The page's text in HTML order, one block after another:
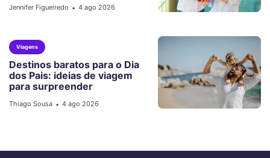
Jennifer Figueiredo • 4 ago 2026
Viagens
Destinos baratos para o Dia
dos Pais: ideias de viagem
para surpreender
Thiago Sousa • 4 ago 2026